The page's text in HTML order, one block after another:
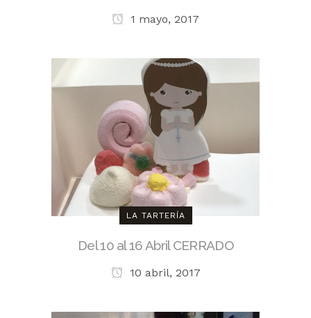
1 mayo, 2017
LA TARTERÍA
Del 10 al 16 Abril CERRADO
10 abril, 2017